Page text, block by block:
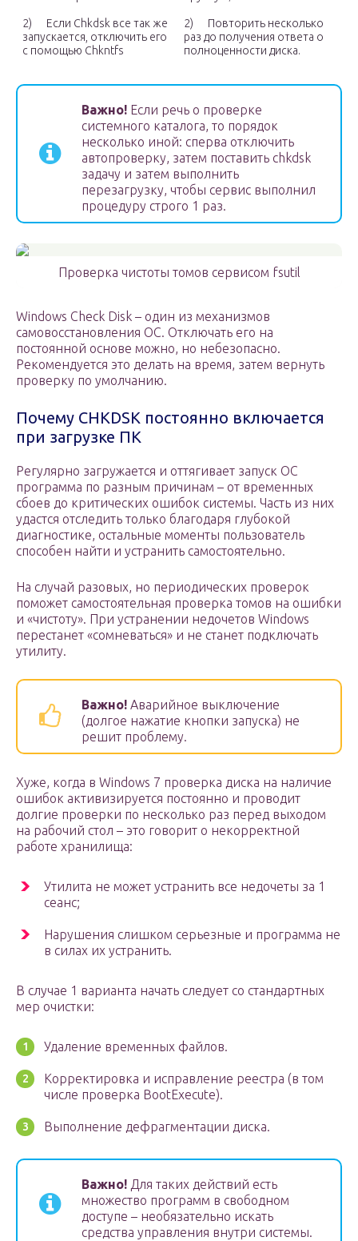
2) Если Chkdsk все так же
запускается, отключить его
с помощью Chkntfs
2) Повторить несколько
раз до получения ответа о
полноценности диска.
Важно! Если речь о проверке
системного каталога, то порядок
несколько иной: сперва отключить
автопроверку, затем поставить chkdsk
задачу и затем выполнить
перезагрузку, чтобы сервис выполнил
процедуру строго 1 раз.
Проверка чистоты томов сервисом fsutil
Windows Check Disk – один из механизмов
самовосстановления ОС. Отключать его на
постоянной основе можно, но небезопасно.
Рекомендуется это делать на время, затем вернуть
проверку по умолчанию.
Почему CHKDSK постоянно включается
при загрузке ПК
Регулярно загружается и оттягивает запуск ОС
программа по разным причинам – от временных
сбоев до критических ошибок системы. Часть из них
удастся отследить только благодаря глубокой
диагностике, остальные моменты пользователь
способен найти и устранить самостоятельно.
На случай разовых, но периодических проверок
поможет самостоятельная проверка томов на ошибки
и «чистоту». При устранении недочетов Windows
перестанет «сомневаться» и не станет подключать
утилиту.
Важно! Аварийное выключение
(долгое нажатие кнопки запуска) не
решит проблему.
Хуже, когда в Windows 7 проверка диска на наличие
ошибок активизируется постоянно и проводит
долгие проверки по несколько раз перед выходом
на рабочий стол – это говорит о некорректной
работе хранилища:
Утилита не может устранить все недочеты за 1
сеанс;
Нарушения слишком серьезные и программа не
в силах их устранить.
В случае 1 варианта начать следует со стандартных
мер очистки:
Удаление временных файлов.
Корректировка и исправление реестра (в том
числе проверка BootExecute).
Выполнение дефрагментации диска.
Важно! Для таких действий есть
множество программ в свободном
доступе – необязательно искать
средства управления внутри системы.